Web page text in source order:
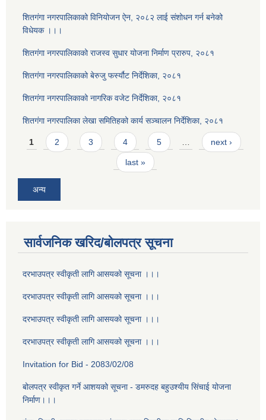
शितगंगा नगरपालिकाको विनियोजन ऐन, २०८२ लाई संशोधन गर्न बनेको
विधेयक ।।।
शितगंगा नगरपालिकाको राजस्व सुधार योजना निर्माण प्रारुप, २०८१
शितगंगा नगरपालिकाको बेरुजु फर्स्यौट निर्देशिका, २०८१
शितगंगा नगरपालिकाको नागरिक वजेट निर्देशिका, २०८१
शितगंगा नगरपालिका लेखा समितिहको कार्य सञ्चालन निर्देशिका, २०८१
Pages
1 2 3 4 5 next ›
last »
अन्य
सार्वजनिक खरिद/बोलपत्र सूचना
दरभाउपत्र स्वीकृती लागि आसयको सूचना ।।।
दरभाउपत्र स्वीकृती लागि आसयको सूचना ।।।
दरभाउपत्र स्वीकृती लागि आसयको सूचना ।।।
दरभाउपत्र स्वीकृती लागि आसयको सूचना ।।।
Invitation for Bid - 2083/02/08
बोलपत्र स्वीकृत गर्ने आशयको सूचना - डमरुदह बहुउश्यीय सिंचाई योजना
निर्माण।।।